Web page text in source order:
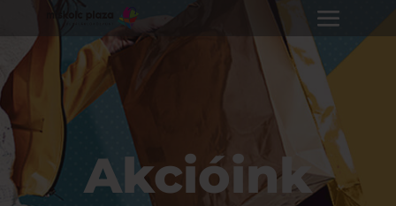
Akcióink